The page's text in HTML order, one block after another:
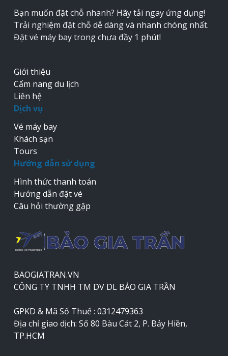
Bạn muốn đặt chỗ nhanh? Hãy tải ngay ứng dụng!
Trải nghiệm đặt chỗ dễ dàng và nhanh chóng nhất.
Đặt vé máy bay trong chưa đầy 1 phút!
Giới thiệu
Cẩm nang du lịch
Liên hệ
Dịch vụ
Vé máy bay
Khách sạn
Tours
Hướng dẫn sử dụng
Hình thức thanh toán
Hướng dẫn đặt vé
Câu hỏi thường gặp
BAOGIATRAN.VN
CÔNG TY TNHH TM DV DL BẢO GIA TRẦN
GPKD & Mã Số Thuế : 0312479363
Địa chỉ giao dịch: Số 80 Bàu Cát 2, P. Bảy Hiền,
TP.HCM